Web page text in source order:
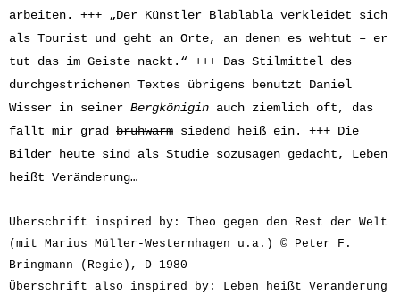
arbeiten. +++ „Der Künstler Blablabla verkleidet sich
als Tourist und geht an Orte, an denen es wehtut – er
tut das im Geiste nackt.“ +++ Das Stilmittel des
durchgestrichenen Textes übrigens benutzt Daniel
Wisser in seiner Bergkönigin auch ziemlich oft, das
fällt mir grad brühwarm siedend heiß ein. +++ Die
Bilder heute sind als Studie sozusagen gedacht, Leben
heißt Veränderung…
Überschrift inspired by: Theo gegen den Rest der Welt
(mit Marius Müller-Westernhagen u.a.) © Peter F.
Bringmann (Regie), D 1980
Überschrift also inspired by: Leben heißt Veränderung